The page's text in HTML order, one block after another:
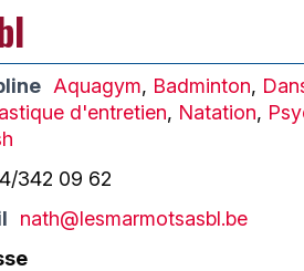
Aquagym, Badminton,
d'entretien, Natation,
342 09 62
nath@lesmarmotsasbl.be